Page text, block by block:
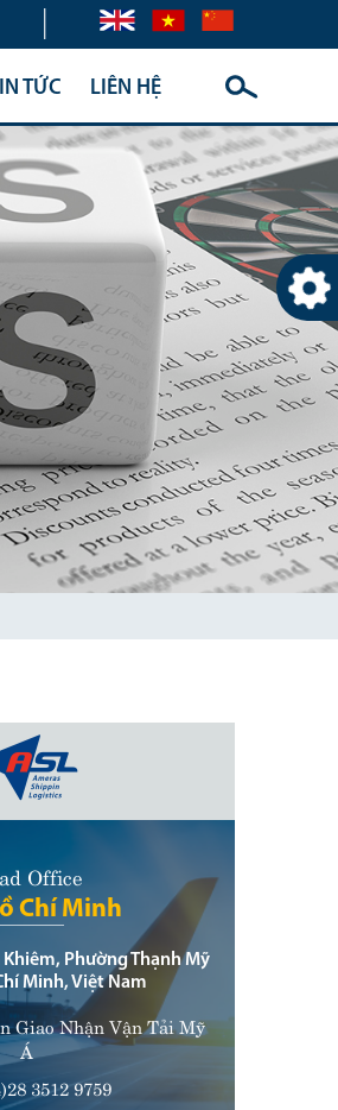
TỨC LIÊN HỆ
Office
Chí Minh
Phường Thạnh Mỹ
Minh, Việt Nam
Giao Nhận Vận Tải Mỹ
Á
3512 9759